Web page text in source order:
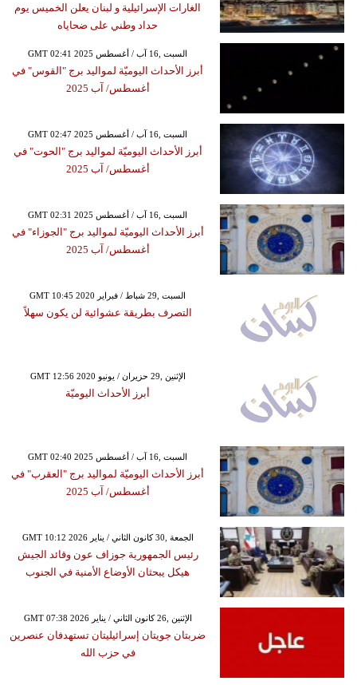
الغارات الإسرائيلية و لبنان يعلن الخميس يوم
حداد وطني على ضحاياه
GMT 02:41 2025 السبت ,16 آب / أغسطس
أبرز الأحداث اليوميّة لمواليد برج "القوس" في
أغسطس/ آب 2025
GMT 02:47 2025 السبت ,16 آب / أغسطس
أبرز الأحداث اليوميّة لمواليد برج "الحوت" في
أغسطس/ آب 2025
GMT 02:31 2025 السبت ,16 آب / أغسطس
أبرز الأحداث اليوميّة لمواليد برج "الجوزاء" في
أغسطس/ آب 2025
GMT 10:45 2020 السبت ,29 شباط / فبراير
التصرف بطريقة عشوائية لن يكون سهلاً
GMT 12:56 2020 الإثنين ,29 حزيران / يونيو
أبرز الأحداث اليوميّة
GMT 02:40 2025 السبت ,16 آب / أغسطس
أبرز الأحداث اليوميّة لمواليد برج "العقرب" في
أغسطس/ آب 2025
GMT 10:12 2026 الجمعة ,30 كانون الثاني / يناير
رئيس الجمهورية جوزاف عون وقائد الجيش
هيكل يبحثان الأوضاع الأمنية في الجنوب
GMT 07:38 2026 الإثنين ,26 كانون الثاني / يناير
ضربتان جويتان إسرائيليتان تستهدفان عنصرين
في حزب الله